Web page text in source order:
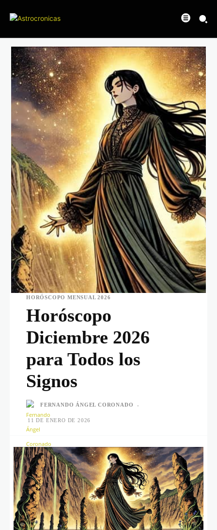
HORÓSCOPO MENSUAL 2026
Horóscopo
Diciembre 2026
para Todos los
Signos
FERNANDO ÁNGEL CORONADO -
11 DE ENERO DE 2026